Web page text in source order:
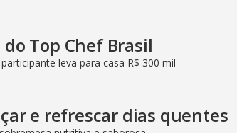
Top Chef Brasil
leva para casa R$ 300 mil
e refrescar dias quentes